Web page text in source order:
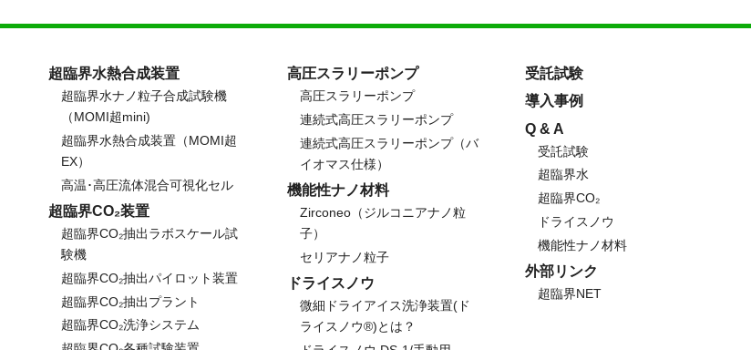
超臨界水熱合成装置
超臨界水ナノ粒子合成試験機
（MOMI超mini)
超臨界水熱合成装置（MOMI超
EX）
高温･高圧流体混合可視化セル
超臨界CO₂装置
超臨界CO₂抽出ラボスケール試
験機
超臨界CO₂抽出パイロット装置
超臨界CO₂抽出プラント
超臨界CO₂洗浄システム
高圧スラリーポンプ
高圧スラリーポンプ
連続式高圧スラリーポンプ
連続式高圧スラリーポンプ（バ
イオマス仕様）
機能性ナノ材料
Zirconeo（ジルコニアナノ粒
子）
セリアナノ粒子
ドライスノウ
微細ドライアイス洗浄装置(ド
ライスノウ®)とは？
受託試験
導入事例
Q & A
受託試験
超臨界水
超臨界CO₂
ドライスノウ
機能性ナノ材料
外部リンク
超臨界NET